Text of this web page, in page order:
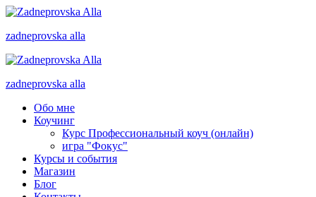
zadneprovska alla
zadneprovska alla
Обо мне
Коучинг
Курс Профессиональный коуч (онлайн)
игра "Фокус"
Курсы и события
Магазин
Блог